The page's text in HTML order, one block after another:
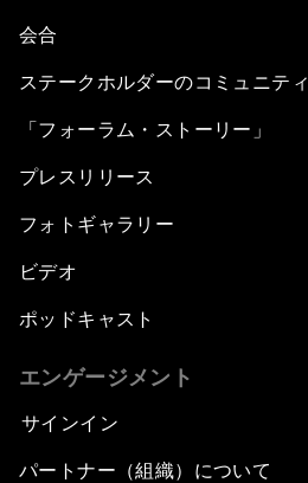
会合
ステークホルダーのコミュニティ
「フォーラム・ストーリー」
プレスリリース
フォトギャラリー
ビデオ
ポッドキャスト
エンゲージメント
サインイン
パートナー（組織）について